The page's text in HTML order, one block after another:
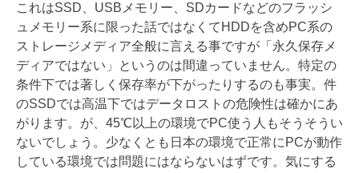
これはSSD、USBメモリー、SDカードなどのフラッシ
ュメモリー系に限った話ではなくてHDDを含めPC系の
ストレージメディア全般に言える事ですが「永久保存メ
ディアではない」というのは間違っていません。特定の
条件下では著しく保存率が下がったりするのも事実。件
のSSDでは高温下ではデータロストの危険性は確かにあ
がります。が、45℃以上の環境でPC使う人もそうそうい
ないでしょう。少なくとも日本の環境で正常にPCが動作
している環境では問題にはならないはずです。気にする